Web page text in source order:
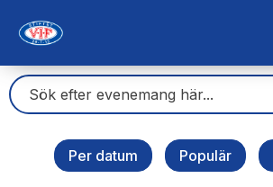
Per datum Populär